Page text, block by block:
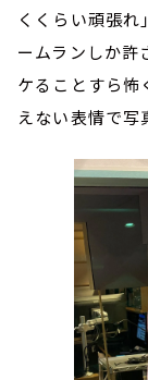
くくらい頑張れ
ームランしか許
ケることすら怖
えない表情で写